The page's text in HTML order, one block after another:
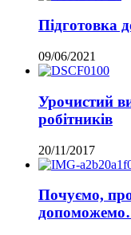
Підготовка
09/06/2021
Урочистий
робітників
20/11/2017
Почуємо,